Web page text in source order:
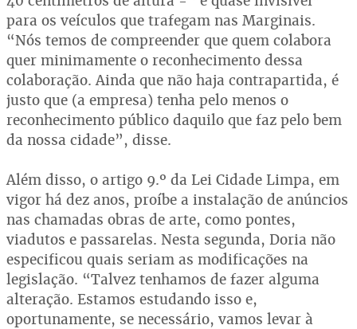
para os veículos que trafegam nas Marginais.
“Nós temos de compreender que quem colabora
quer minimamente o reconhecimento dessa
colaboração. Ainda que não haja contrapartida, é
justo que (a empresa) tenha pelo menos o
reconhecimento público daquilo que faz pelo bem
da nossa cidade”, disse.
Além disso, o artigo 9.º da Lei Cidade Limpa, em
vigor há dez anos, proíbe a instalação de anúncios
nas chamadas obras de arte, como pontes,
viadutos e passarelas. Nesta segunda, Doria não
especificou quais seriam as modificações na
legislação. “Talvez tenhamos de fazer alguma
alteração. Estamos estudando isso e,
oportunamente, se necessário, vamos levar à